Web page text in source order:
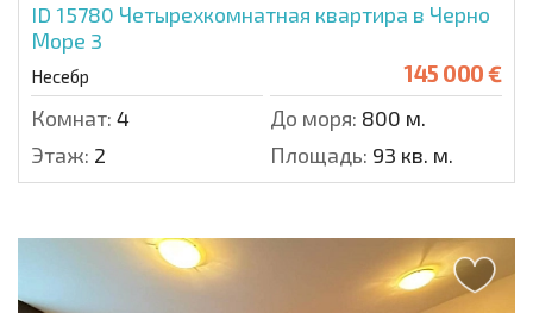
ID 15780 Четырехкомнатная квартира в Черно
Море 3
Несебр 145 000 €
Комнат: 4 До моря: 800 м.
Этаж: 2 Площадь: 93 кв. м.